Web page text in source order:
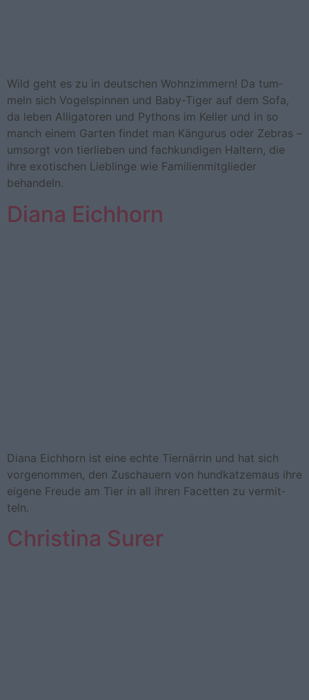
Wild geht es zu in deut­schen Wohn­zim­mern! Da tum­
meln sich Vo­gel­spin­nen und Ba­by-​Ti­ger auf dem Sofa,
da leben Al­li­ga­to­ren und Pythons im Keller und in so
man­ch einem Gar­ten fin­det man Kän­gu­rus oder Ze­bras –
um­sorgt von tier­lie­ben und fachkundigen Hal­tern, die
ihre exo­ti­schen Lieb­lin­ge wie Fa­mi­li­en­mit­glie­der
behandeln.
Diana Eichhorn
Diana Eich­horn ist eine echte Tier­när­rin und hat sich
vor­ge­nom­men, den Zu­schau­ern von hund­kat­ze­maus ihre
ei­ge­ne Freu­de am Tier in all ihren Fa­cet­ten zu ver­mit­
teln.
Christina Surer